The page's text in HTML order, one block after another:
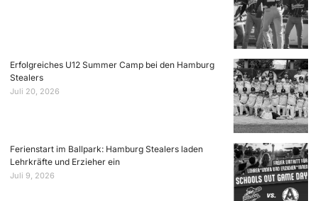
Erfolgreiches U12 Summer Camp bei den Hamburg
Stealers
Juli 20, 2026
Ferienstart im Ballpark: Hamburg Stealers laden
Lehrkräfte und Erzieher ein
Juli 9, 2026